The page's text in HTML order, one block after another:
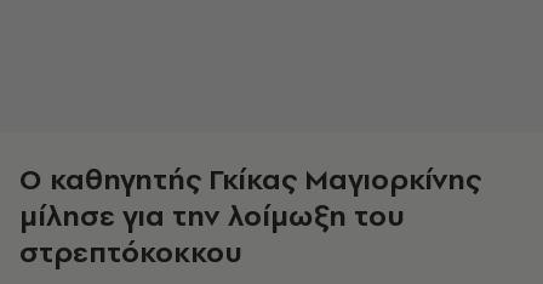
Ο καθηγητής Γκίκας Μαγιορκίνης
μίλησε για την λοίμωξη του
στρεπτόκοκκου